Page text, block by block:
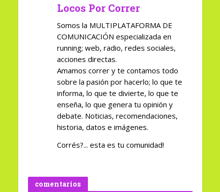
Locos Por Correr
Somos la MULTIPLATAFORMA DE
COMUNICACIÓN especializada en
running; web, radio, redes sociales,
acciones directas.
Amamos correr y te contamos todo
sobre la pasión por hacerlo; lo que te
informa, lo que te divierte, lo que te
enseña, lo que genera tu opinión y
debate. Noticias, recomendaciones,
historia, datos e imágenes.
Corrés?... esta es tu comunidad!
comentarios